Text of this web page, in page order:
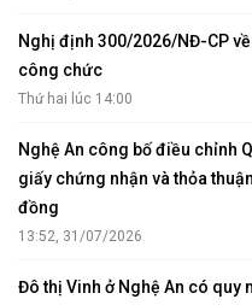
Nghị định 300/2026/NĐ-CP
công chức
Thứ hai lúc 14:00
Nghệ An công bố điều chỉnh
giấy chứng nhận và thỏa
đồng
13:52, 31/07/2026
Đô thị Vinh ở Nghệ An có quy